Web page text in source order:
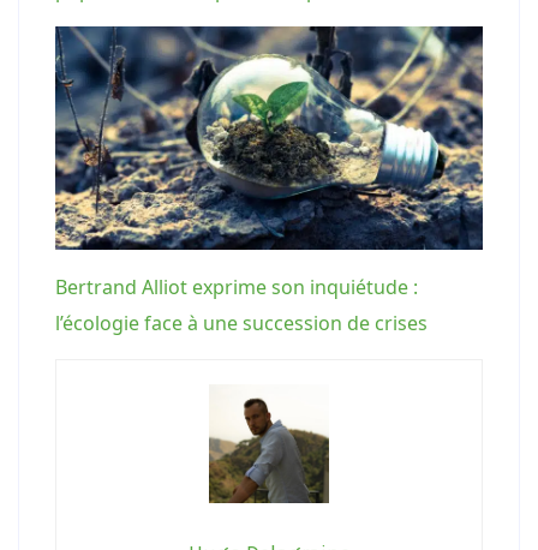
Bertrand Alliot exprime son inquiétude :
l’écologie face à une succession de crises